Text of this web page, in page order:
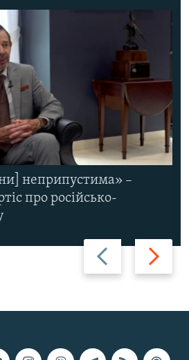
Назад Вперед
неприпустима» –
про російсько-